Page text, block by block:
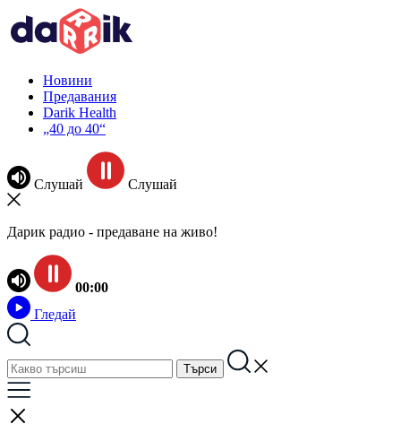
Новини
Предавания
Darik Health
„40 до 40“
Слушай Слушай
Дарик радио - предаване на живо!
00:00
Гледай